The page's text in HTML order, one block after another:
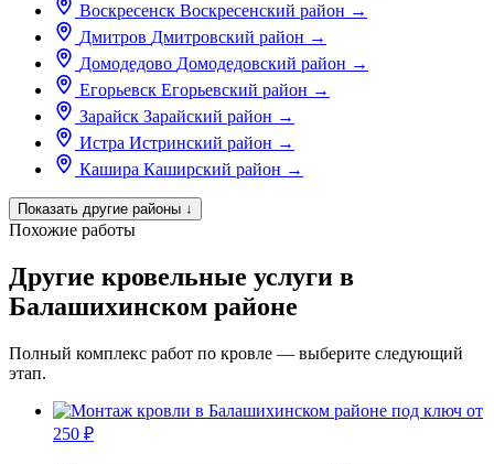
Воскресенск Воскресенский район →
Дмитров Дмитровский район →
Домодедово Домодедовский район →
Егорьевск Егорьевский район →
Зарайск Зарайский район →
Истра Истринский район →
Кашира Каширский район →
Показать другие районы ↓
Похожие работы
Другие кровельные услуги в
Балашихинском районе
Полный комплекс работ по кровле — выберите следующий
этап.
от
250 ₽